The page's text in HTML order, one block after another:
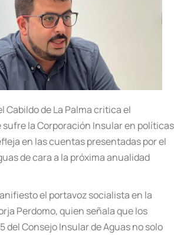
Cabildo de La Palma critica el
sufre la Corporación Insular en políticas
en las cuentas presentadas por el
de cara a la próxima anualidad
el portavoz socialista en la
Perdomo, quien señala que los
del Consejo Insular de Aguas no solo